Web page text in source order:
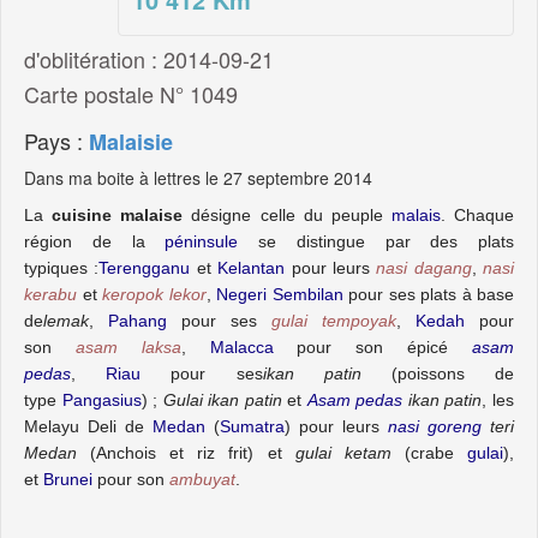
d'oblitération : 2014-09-21
Carte postale N° 1049
Pays : Malaisie
Dans ma boite à lettres le 27 septembre 2014
Lacuisine malaise désigne celle du peuple malais. Chaque
région de la péninsule se distingue par des plats
typiques :Terengganu et Kelantan pour leursnasi dagang, nasi
kerabu et keropok lekor, Negeri Sembilan pour ses plats à base
delemak, Pahang pour ses gulai tempoyak Kedah pour
son asam laksa Malacca pour son épicéasam
pedas
Riau pour sesikan patin (poissons de
type Pangasius) ; Gulai ikan patin et Asam pedas ikan patin , les
Melayu Deli de Medan (Sumatra) pour leurs nasi goreng teri
Medan (Anchois et riz frit) et gulai ketam (crabegulai)
et Brunei pour son ambuyat.